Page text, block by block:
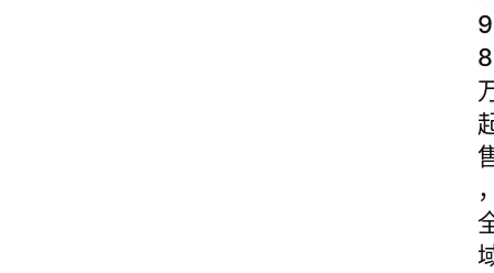
9
8